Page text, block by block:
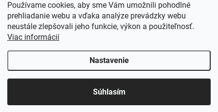
Používame cookies, aby sme Vám umožnili pohodlné
prehliadanie webu a vďaka analýze prevádzky webu
neustále zlepšovali jeho funkcie, výkon a použiteľnosť.
Viac informácií
Nastavenie
Súhlasím
Copyright 2026 Svet Kúziel . Všetky práva vyhradené.